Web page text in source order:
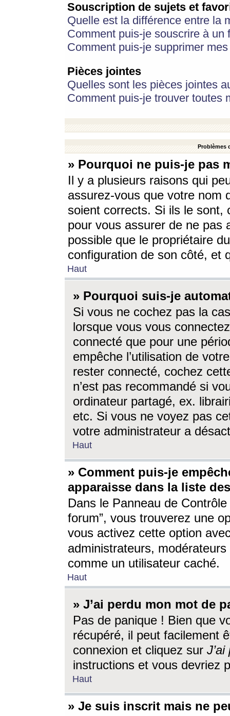
Souscription de sujets et
Quelle est la différence entre la
Comment puis-je souscrire à
Comment puis-je supprimer
Pièces jointes
Quelles sont les pièces jointes
Comment puis-je trouver toutes
Problèmes
» Pourquoi ne puis-je pas
Il y a plusieurs raisons qui
assurez-vous que votre nom
soient corrects. Si ils le sont,
pour vous assurer de ne pas
possible que le propriétaire
configuration de son côté, et
Haut
» Pourquoi suis-je
Si vous ne cochez pas la
lorsque vous vous
connecté que pour une
empêche l’utilisation de
rester connecté, cochez
n’est pas recommandé si
ordinateur partagé, ex.
etc. Si vous ne voyez pas
votre administrateur a
Haut
» Comment puis-je
apparaisse dans la liste
Dans le Panneau de
forum”, vous trouverez une
vous activez cette option
administrateurs,
comme un utilisateur caché.
Haut
» J’ai perdu mon mot de
Pas de panique ! Bien que
récupéré, il peut facilement
connexion et cliquez sur
instructions et vous devriez
Haut
» Je suis inscrit mais ne